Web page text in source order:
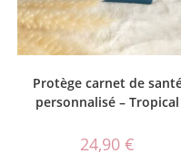
Protège carnet de
personnalisé – Tropical
24,90€